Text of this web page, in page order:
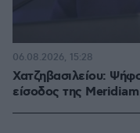
Χατζηβασιλείου:
είσοδος της
06.08.2026, 15:28